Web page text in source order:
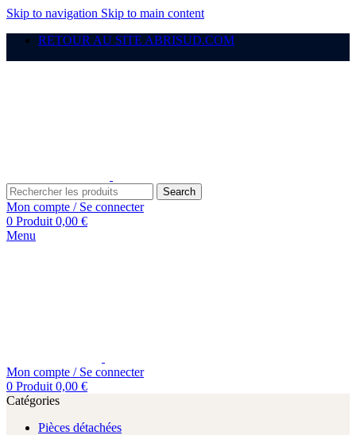
Skip to navigation Skip to main content
RETOUR AU SITE ABRISUD.COM
Search
Mon compte / Se connecter
0 Produit 0,00 €
Menu
Mon compte / Se connecter
0 Produit 0,00 €
Catégories
Pièces détachées